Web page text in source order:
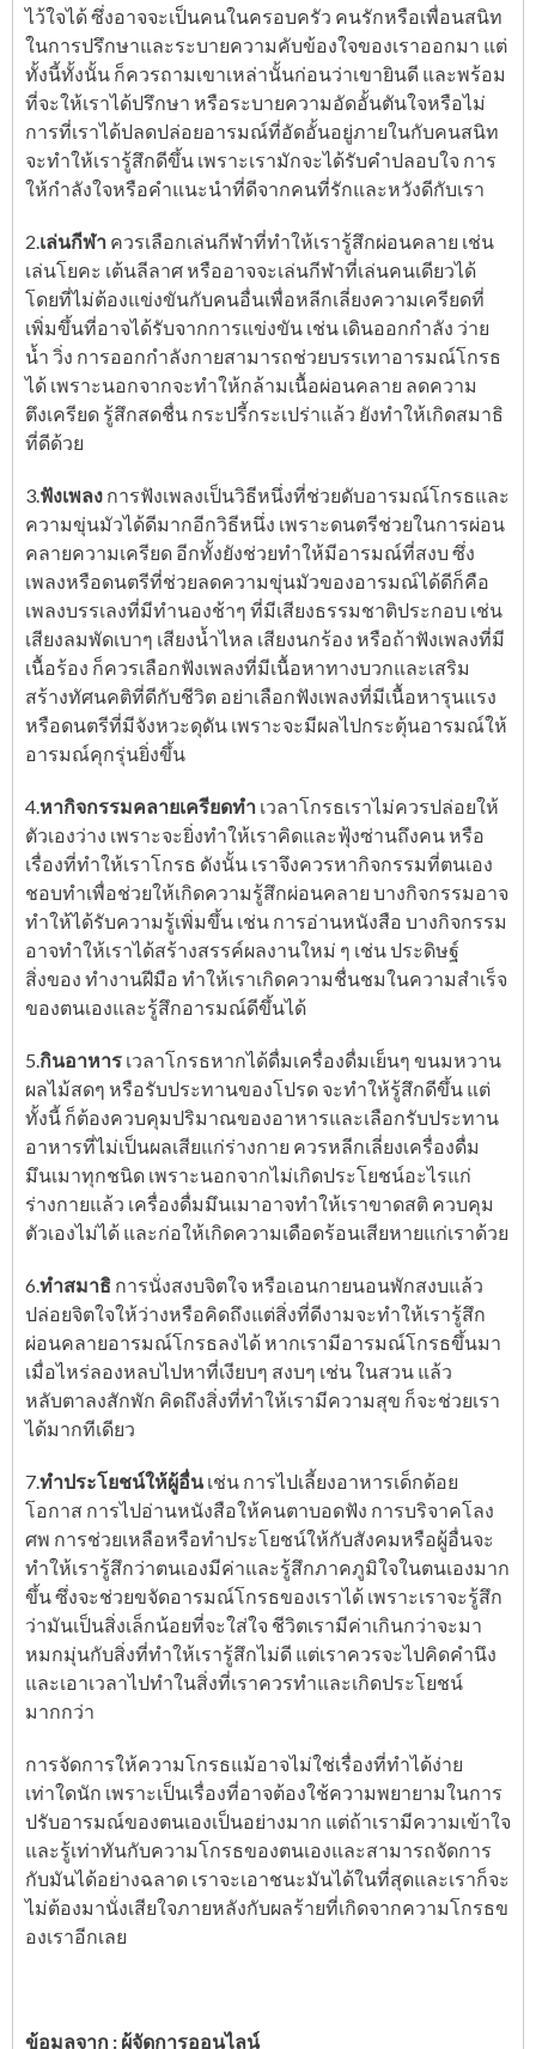
ไว้ใจได้ ซึ่งอาจจะเป็นคนในครอบครัว คนรักหรือเพื่อนสนิท
ในการปรึกษาและระบายความคับข้องใจของเราออกมา แต่
ทั้งนี้ทั้งนั้น ก็ควรถามเขาเหล่านั้นก่อนว่าเขายินดี และพร้อม
ที่จะให้เราได้ปรึกษา หรือระบายความอัดอั้นตันใจหรือไม่
การที่เราได้ปลดปล่อยอารมณ์ที่อัดอั้นอยู่ภายในกับคนสนิท
จะทำให้เรารู้สึกดีขึ้น เพราะเรามักจะได้รับคำปลอบใจ การ
ให้กำลังใจหรือคำแนะนำที่ดีจากคนที่รักและหวังดีกับเรา
2.เล่นกีฬา ควรเลือกเล่นกีฬาที่ทำให้เรารู้สึกผ่อนคลาย เช่น
เล่นโยคะ เต้นลีลาศ หรืออาจจะเล่นกีฬาที่เล่นคนเดียวได้
โดยที่ไม่ต้องแข่งขันกับคนอื่นเพื่อหลีกเลี่ยงความเครียดที่
เพิ่มขึ้นที่อาจได้รับจากการแข่งขัน เช่น เดินออกกำลัง ว่าย
น้ำ วิ่ง การออกกำลังกายสามารถช่วยบรรเทาอารมณ์โกรธ
ได้ เพราะนอกจากจะทำให้กล้ามเนื้อผ่อนคลาย ลดความ
ตึงเครียด รู้สึกสดชื่น กระปรี้กระเปร่าแล้ว ยังทำให้เกิดสมาธิ
ที่ดีด้วย
3.ฟังเพลง การฟังเพลงเป็นวิธีหนึ่งที่ช่วยดับอารมณ์โกรธและ
ความขุ่นมัวได้ดีมากอีกวิธีหนึ่ง เพราะดนตรีช่วยในการผ่อน
คลายความเครียด อีกทั้งยังช่วยทำให้มีอารมณ์ที่สงบ ซึ่ง
เพลงหรือดนตรีที่ช่วยลดความขุ่นมัวของอารมณ์ได้ดีก็คือ
เพลงบรรเลงที่มีทำนองช้าๆ ที่มีเสียงธรรมชาติประกอบ เช่น
เสียงลมพัดเบาๆ เสียงน้ำไหล เสียงนกร้อง หรือถ้าฟังเพลงที่มี
เนื้อร้อง ก็ควรเลือกฟังเพลงที่มีเนื้อหาทางบวกและเสริม
สร้างทัศนคติที่ดีกับชีวิต อย่าเลือกฟังเพลงที่มีเนื้อหารุนแรง
หรือดนตรีที่มีจังหวะดุดัน เพราะจะมีผลไปกระตุ้นอารมณ์ให้
อารมณ์คุกรุ่นยิ่งขึ้น
4.หากิจกรรมคลายเครียดทำ เวลาโกรธเราไม่ควรปล่อยให้
ตัวเองว่าง เพราะจะยิ่งทำให้เราคิดและฟุ้งซ่านถึงคน หรือ
เรื่องที่ทำให้เราโกรธ ดังนั้น เราจึงควรหากิจกรรมที่ตนเอง
ชอบทำเพื่อช่วยให้เกิดความรู้สึกผ่อนคลาย บางกิจกรรมอาจ
ทำให้ได้รับความรู้เพิ่มขึ้น เช่น การอ่านหนังสือ บางกิจกรรม
อาจทำให้เราได้สร้างสรรค์ผลงานใหม่ ๆ เช่น ประดิษฐ์
สิ่งของ ทำงานฝีมือ ทำให้เราเกิดความชื่นชมในความสำเร็จ
ของตนเองและรู้สึกอารมณ์ดีขึ้นได้
5.กินอาหาร เวลาโกรธหากได้ดื่มเครื่องดื่มเย็นๆ ขนมหวาน
ผลไม้สดๆ หรือรับประทานของโปรด จะทำให้รู้สึกดีขึ้น แต่
ทั้งนี้ ก็ต้องควบคุมปริมาณของอาหารและเลือกรับประทาน
อาหารที่ไม่เป็นผลเสียแก่ร่างกาย ควรหลีกเลี่ยงเครื่องดื่ม
มึนเมาทุกชนิด เพราะนอกจากไม่เกิดประโยชน์อะไรแก่
ร่างกายแล้ว เครื่องดื่มมึนเมาอาจทำให้เราขาดสติ ควบคุม
ตัวเองไม่ได้ และก่อให้เกิดความเดือดร้อนเสียหายแก่เราด้วย
6.ทำสมาธิ การนั่งสงบจิตใจ หรือเอนกายนอนพักสงบแล้ว
ปล่อยจิตใจให้ว่างหรือคิดถึงแต่สิ่งที่ดีงามจะทำให้เรารู้สึก
ผ่อนคลายอารมณ์โกรธลงได้ หากเรามีอารมณ์โกรธขึ้นมา
เมื่อไหร่ลองหลบไปหาที่เงียบๆ สงบๆ เช่น ในสวน แล้ว
หลับตาลงสักพัก คิดถึงสิ่งที่ทำให้เรามีความสุข ก็จะช่วยเรา
ได้มากทีเดียว
7.ทำประโยชน์ให้ผู้อื่นเช่น การไปเลี้ยงอาหารเด็กด้อย
โอกาส การไปอ่านหนังสือให้คนตาบอดฟัง การบริจาคโลง
ศพ การช่วยเหลือหรือทำประโยชน์ให้กับสังคมหรือผู้อื่นจะ
ทำให้เรารู้สึกว่าตนเองมีค่าและรู้สึกภาคภูมิใจในตนเองมาก
ขึ้น ซึ่งจะช่วยขจัดอารมณ์โกรธของเราได้ เพราะเราจะรู้สึก
ว่ามันเป็นสิ่งเล็กน้อยที่จะใส่ใจ ชีวิตเรามีค่าเกินกว่าจะมา
หมกมุ่นกับสิ่งที่ทำให้เรารู้สึกไม่ดี แต่เราควรจะไปคิดคำนึง
และเอาเวลาไปทำในสิ่งที่เราควรทำและเกิดประโยชน์
มากกว่า
การจัดการให้ความโกรธแม้อาจไม่ใช่เรื่องที่ทำได้ง่าย
เท่าใดนัก เพราะเป็นเรื่องที่อาจต้องใช้ความพยายามในการ
ปรับอารมณ์ของตนเองเป็นอย่างมาก แต่ถ้าเรามีความเข้าใจ
และรู้เท่าทันกับความโกรธของตนเองและสามารถจัดการ
กับมันได้อย่างฉลาด เราจะเอาชนะมันได้ในที่สุดและเราก็จะ
ไม่ต้องมานั่งเสียใจภายหลังกับผลร้ายที่เกิดจากความโกรธข
องเราอีกเลย
ข้อมูลจาก : ผู้จัดการออนไลน์